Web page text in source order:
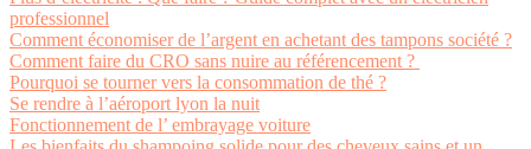
professionnel
Comment économiser de l’argent en achetant des tampons société ?
Comment faire du CRO sans nuire au référencement ?
Pourquoi se tourner vers la consommation de thé ?
Se rendre à l’aéroport lyon la nuit
Fonctionnement de l’ embrayage voiture